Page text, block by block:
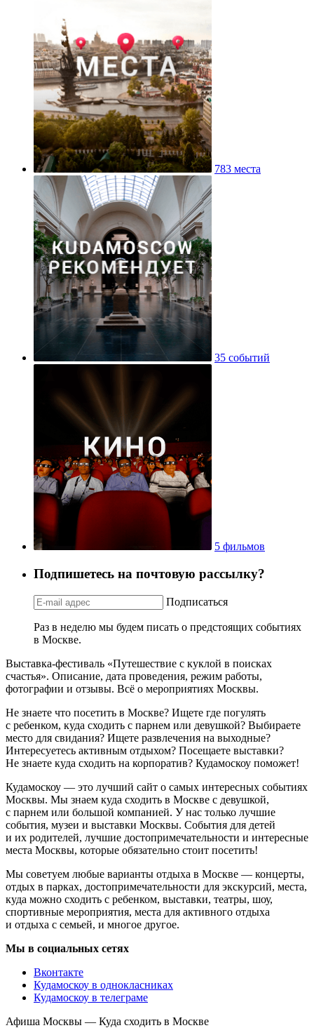
783 места
35 событий
5 фильмов
Подпишетесь на почтовую рассылку?
Подписаться
Раз в неделю мы будем писать о предстоящих событиях
в Москве.
Выставка-фестиваль «Путешествие с куклой в поисках
счастья». Описание, дата проведения, режим работы,
фотографии и отзывы. Всё о мероприятиях Москвы.
Не знаете что посетить в Москве? Ищете где погулять
с ребенком, куда сходить с парнем или девушкой? Выбираете
место для свидания? Ищете развлечения на выходные?
Интересуетесь активным отдыхом? Посещаете выставки?
Не знаете куда сходить на корпоратив? Кудамоскоу поможет!
Кудамоскоу — это лучший сайт о самых интересных событиях
Москвы. Мы знаем куда сходить в Москве с девушкой,
с парнем или большой компанией. У нас только лучшие
события, музеи и выставки Москвы. События для детей
и их родителей, лучшие достопримечательности и интересные
места Москвы, которые обязательно стоит посетить!
Мы советуем любые варианты отдыха в Москве — концерты,
отдых в парках, достопримечательности для экскурсий, места,
куда можно сходить с ребенком, выставки, театры, шоу,
спортивные мероприятия, места для активного отдыха
и отдыха с семьей, и многое другое.
Мы в социальных сетях
Вконтакте
Кудамоскоу в однокласниках
Кудамоскоу в телеграме
Афиша Москвы — Куда сходить в Москве